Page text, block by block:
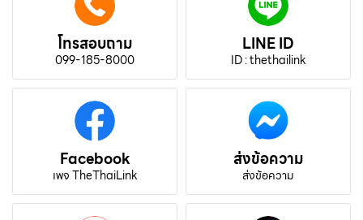
โทรสอบถาม
099-185-8000
LINE ID
ID : thethailink
Facebook
เพจ TheThaiLink
ส่งข้อความ
ส่งข้อความ